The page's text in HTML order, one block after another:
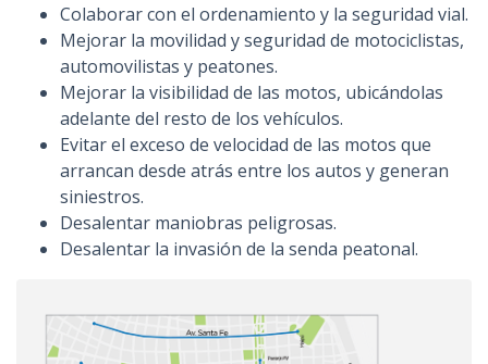
Colaborar con el ordenamiento y la seguridad vial.
Mejorar la movilidad y seguridad de motociclistas,
automovilistas y peatones.
Mejorar la visibilidad de las motos, ubicándolas
adelante del resto de los vehículos.
Evitar el exceso de velocidad de las motos que
arrancan desde atrás entre los autos y generan
siniestros.
Desalentar maniobras peligrosas.
Desalentar la invasión de la senda peatonal.